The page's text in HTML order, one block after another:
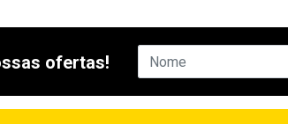
ofertas!